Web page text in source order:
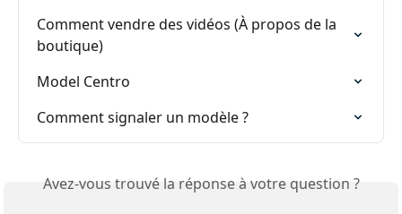
Comment vendre des vidéos (À propos de la
boutique)
Model Centro
Comment signaler un modèle ?
Avez-vous trouvé la réponse à votre question ?